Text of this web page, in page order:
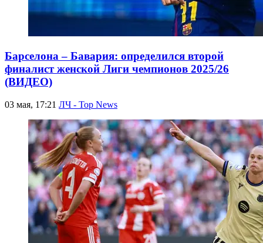
Барселона – Бавария: определился второй
финалист женской Лиги чемпионов 2025/26
(ВИДЕО)
03 мая, 17:21 ЛЧ - Top News